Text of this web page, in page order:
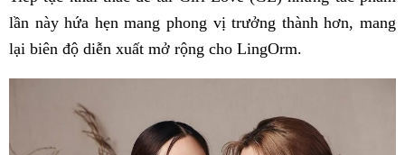
lần này hứa hẹn mang phong vị trưởng thành hơn, mang
lại biên độ diễn xuất mở rộng cho LingOrm.